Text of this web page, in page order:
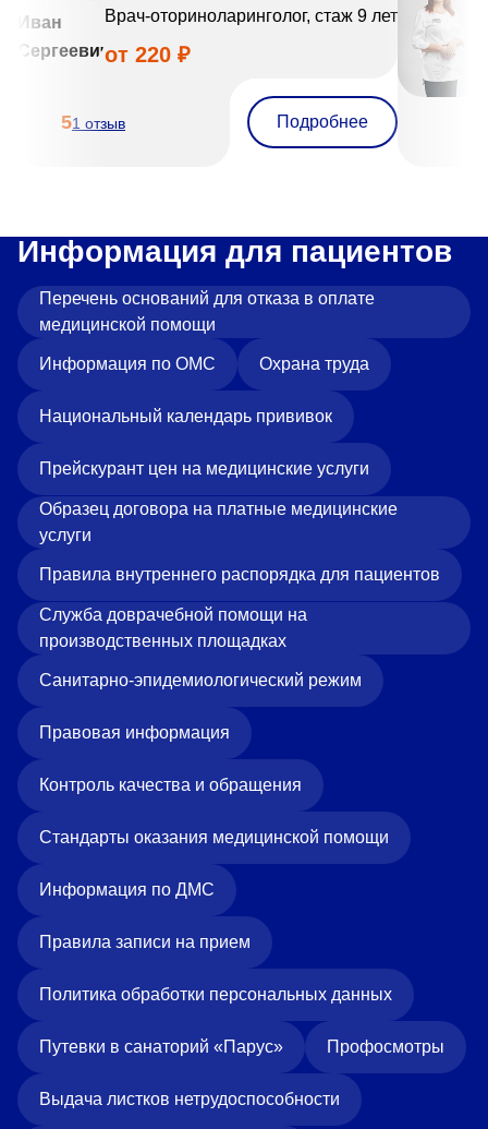
Врач-оториноларинголог, стаж 9 лет
от 220 ₽
51 отзыв Подробнее
Информация для пациентов
Перечень оснований для отказа в оплате
медицинской помощи
Информация по ОМС Охрана труда
Национальный календарь прививок
Прейскурант цен на медицинские услуги
Образец договора на платные медицинские
услуги
Правила внутреннего распорядка для пациентов
Служба доврачебной помощи на
производственных площадках
Санитарно-эпидемиологический режим
Правовая информация
Контроль качества и обращения
Стандарты оказания медицинской помощи
Информация по ДМС
Правила записи на прием
Политика обработки персональных данных
Путевки в санаторий «Парус» Профосмотры
Выдача листков нетрудоспособности